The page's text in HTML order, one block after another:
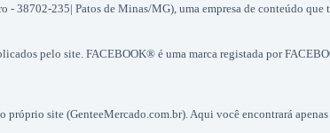
38702-235| Patos de Minas/MG), uma empresa de conteúdo que
pelo site. FACEBOOK® é uma marca registada por
site (GenteeMercado.com.br). Aqui você encontrará